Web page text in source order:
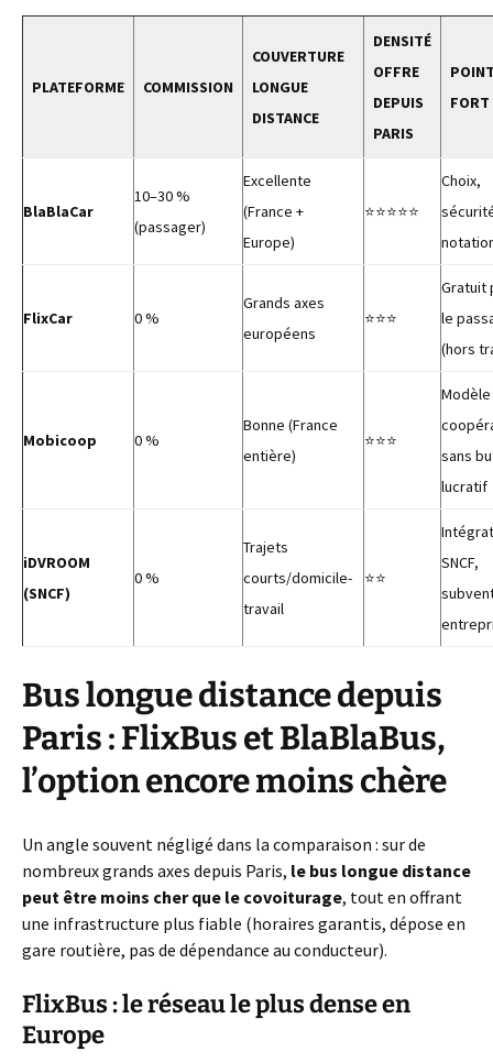
PLATEFORME COMMISSION
COUVERTURE
LONGUE
DISTANCE
DENSITÉ
OFFRE
DEPUIS
PARIS
FORT
BlaBlaCar
10–30 %
(passager)
Excellente
(France +
Europe)
⭐⭐⭐⭐⭐
Choix,
FlixCar 0 %
Grands axes
européens
⭐⭐⭐
Gratuit
le
(hors
Mobicoop 0 %
Bonne (France
entière)
⭐⭐⭐
Modèle
sans
lucratif
iDVROOM
(SNCF)
0 %
Trajets
courts/domicile-
travail
⭐⭐
SNCF,
Bus longue distance depuis
Paris : FlixBus et BlaBlaBus,
l’option encore moins chère
Un angle souvent négligé dans la comparaison : sur de
nombreux grands axes depuis Paris, le bus longue distance
peut être moins cher que le covoiturage, tout en offrant
une infrastructure plus fiable (horaires garantis, dépose en
gare routière, pas de dépendance au conducteur).
FlixBus : le réseau le plus dense en
Europe